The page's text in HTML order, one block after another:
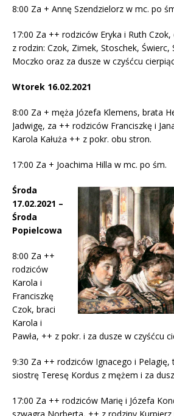
8:00 Za + Annę Szendzielorz w mc. po
17:00 Za ++ rodziców Eryka i Ruth
z rodzin: Czok, Zimek, Stoschek, Świerc,
Moczko oraz za dusze w czyśćcu
Wtorek 16.02.2021
8:00 Za + męża Józefa Klemens, brata
Jadwigę, za ++ rodziców Franciszkę i
Karola Kałuża ++ z pokr. obu stron.
17:00 Za + Joachima Hilla w mc. po śm.
Środa
17.02.2021 –
Środa
Popielcowa
8:00 Za ++
rodziców
Karola i
Franciszkę
Czok, braci
Karola i
Pawła, ++ z pokr. i za dusze w czyśćcu
9:30 Za ++ rodziców Ignacego i Pelagię,
siostrę Teresę Kordus z mężem i za
17:00 Za ++ rodziców Marię i Józefa